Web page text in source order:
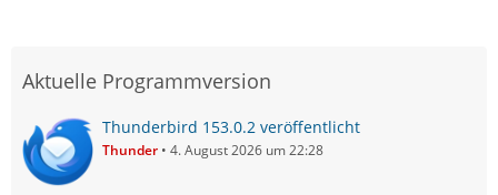
Aktuelle Programmversion
Thunderbird 153.0.2 veröffentlicht
Thunder 4. August 2026 um 22:28